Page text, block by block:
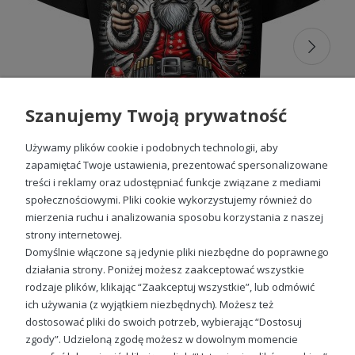
jak choinki, renifery czy bałwanki, sprawią, że każde dziecko
poczuje się wyjątkowo. Sprawdź także nasze
bluzy
świąteczne dla dzieci , które doskonale uzupełnią
świąteczny strój, zapewniając ciepło w chłodniejsze dni.
Nie ma lepszego sposobu na wprowadzenie dzieci w
dzieci. Każda z nich została zaprojektowana z myślą o
komforcie i estetyce, dzięki czemu Twoje dziecko nie tylko
będzie wyglądać świetnie, ale również czuć się wygodnie
przez cały dzień. Oferujemy szeroki wybór rozmiarów i
wzorówkoszulek dziecięcych świątecznych, aby
sprostać wymaganiom zarówno najmłodszych, jak i
starszych dzieci. Odwiedź także kategorię
okolicznościowych dziecięcych , aby znaleźć idealny
model na każdą wyjątkową okazję.
Koszulki dziecięce świąteczne
Naszekoszulki dziecięce świąteczneto gwarancja nie
tylko świątecznego wyglądu, ale również wysokiej jakości
Mikołaj z pistoletami hohoho Dziecięca koszulka
Sprawdź nasze social media
Szanujemy Twoją prywatność
Używamy plików cookie i podobnych technologii, aby
zapamiętać Twoje ustawienia, prezentować spersonalizowane
treści i reklamy oraz udostępniać funkcje związane z mediami
społecznościowymi. Pliki cookie wykorzystujemy również do
mierzenia ruchu i analizowania sposobu korzystania z naszej
strony internetowej.
Domyślnie włączone są jedynie pliki niezbędne do poprawnego
działania strony. Poniżej możesz zaakceptować wszystkie
rodzaje plików, klikając “Zaakceptuj wszystkie”, lub odmówić
ich używania (z wyjątkiem niezbędnych). Możesz też
dostosować pliki do swoich potrzeb, wybierając “Dostosuj
zgody”. Udzieloną zgodę możesz w dowolnym momencie